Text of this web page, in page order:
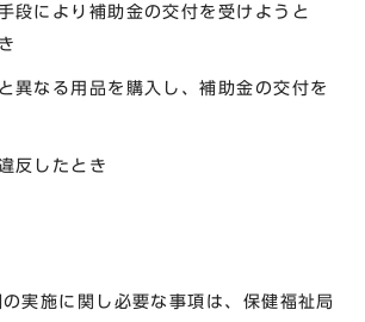
により補助金の交付を受けようと
なる用品を購入し、補助金の交付を
反したとき
実施に関し必要な事項は、保健福祉局